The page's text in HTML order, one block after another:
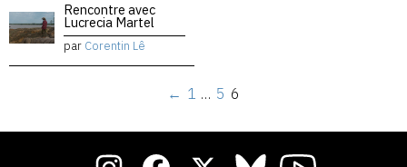
Rencontre avec
Lucrecia Martel
par Corentin Lê
← 1 … 5 6